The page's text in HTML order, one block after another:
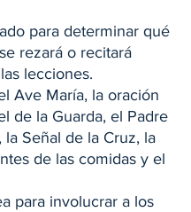
para determinar qué
rezará o recitará
lecciones.
Ave María, la oración
de la Guarda, el Padre
la Señal de la Cruz, la
de las comidas y el
para involucrar a los